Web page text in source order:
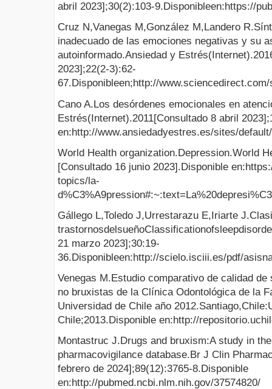
abril 2023];30(2):103-9.Disponibleen:https://
Cruz N,Vanegas M,González M,Landero
inadecuado de las emociones negativas y su
autoinformado.Ansiedad y
2023];22(2-3):62-
67.Disponibleen;http://
Cano A.Los desórdenes emocionales en
Estrés(Internet).2011[Consultado 8 abril
en:http://www.ansiedadyestres.es/sites/
World Health organization.Depression.World
[Consultado 16 junio 2023].Disponible
topics/la-
Gállego L,Toledo J,Urrestarazu E,Iriarte
21 marzo 2023];30:19-
36.Disponibleen:http://scielo.isciii.es/pdf/
Venegas M.Estudio comparativo de calidad
no bruxistas de la Clínica Odontológica de la
Universidad de Chile año
Chile;2013.Disponible en:http://
Montastruc J.Drugs and bruxism:A study in
pharmacovigilance database.Br J Clin
febrero de 2024];89(12):3765-8.Disponible
en:http://pubmed.ncbi.nlm.nih.gov/37574820/